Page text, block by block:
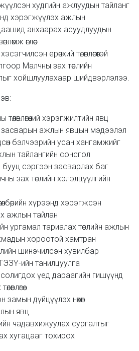
худгийн ажлуудын тайланг
хэрэгжүүлэх ажлын
анхаарах асуудлуудын
өглөө.
ерөнхий төлөвлөгөөтэй
Малчны зах төслийн
хойшлуулахаар шийдвэрлэлээ.
хэрэгжилтийн явц
ажлын явцын мэдээлэл
бэлчээрийн усан хангамжийг
тайлангийн сонсгол
сэргээн засварлах баг
зах төслийн хэлэлцүүлгийн
хүрээнд хэрэгжсэн
ажлын тайлан
ургамал тариалах төслийн ажлын
хороотой хамтран
шинэчилсэн хувилбар
ийн танилцуулга
үед дараагийн гишүүнд
дүйцүүлэх нөхөн
явц
чадавхижуулах сургалтыг
хугацааг тохирох